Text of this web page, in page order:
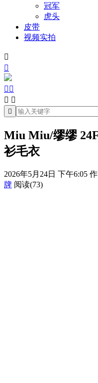
冠军
虎头
皮带
视频实拍


 
 

Miu Miu/缪缪
衫毛衣
2026年5月24日 下午6:05
牌 阅读(73)